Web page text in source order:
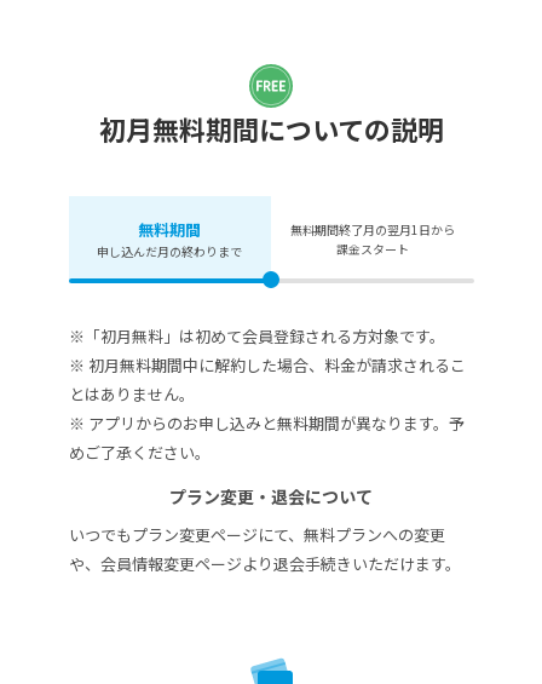
初月無料期間についての説明
無料期間
申し込んだ月の終わりまで
無料期間終了月の翌月1日から
課金スタート
※「初月無料」は初めて会員登録される方対象です。
※ 初月無料期間中に解約した場合、料金が請求されるこ
とはありません。
※ アプリからのお申し込みと無料期間が異なります。予
めご了承ください。
プラン変更・退会について
いつでもプラン変更ページにて、無料プランへの変更
や、会員情報変更ページより退会手続きいただけます。